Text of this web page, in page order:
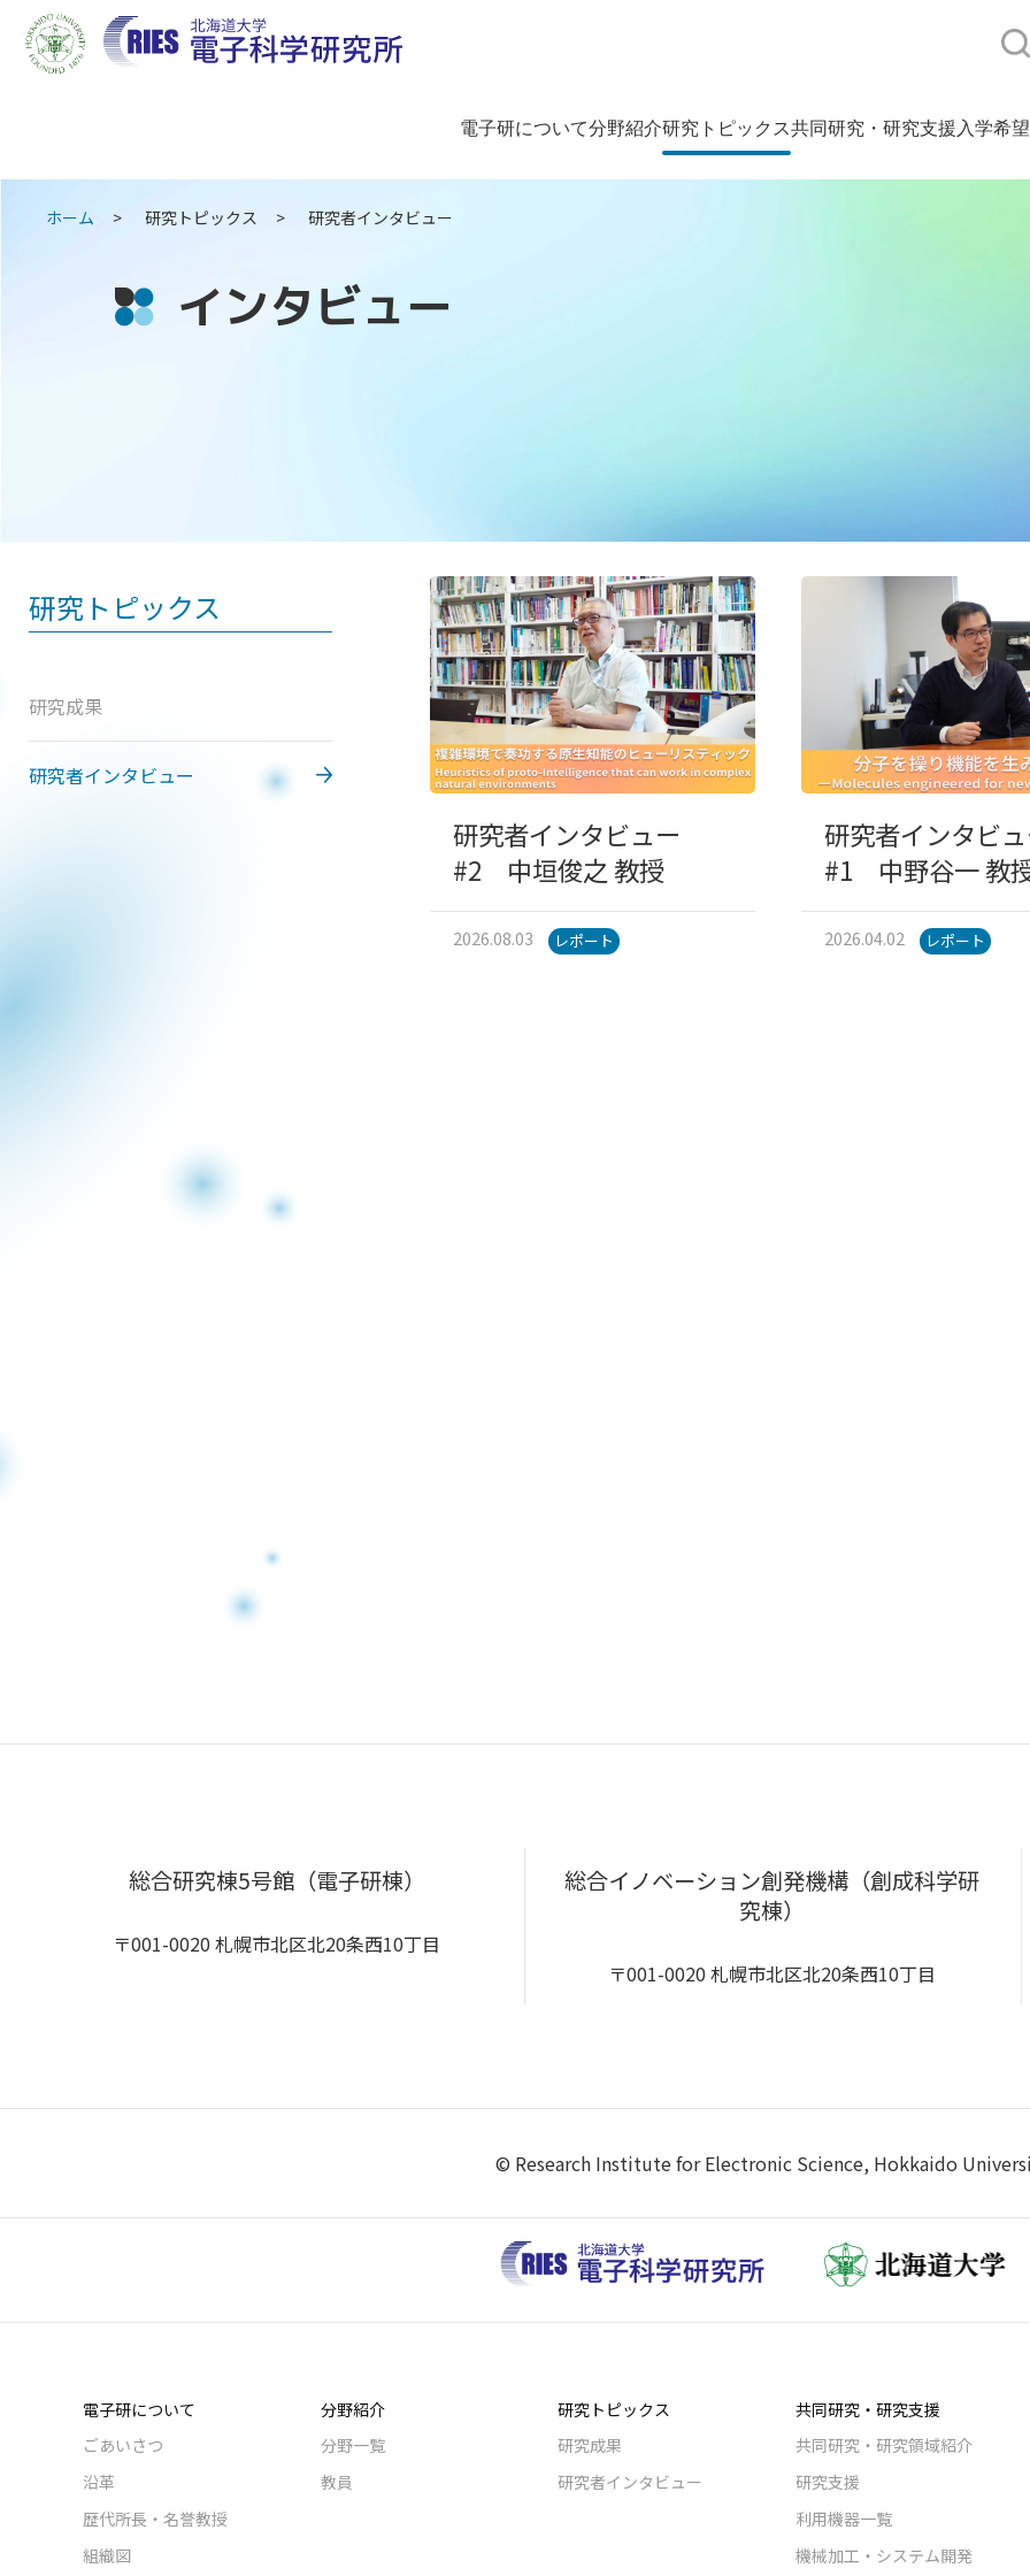
電子研について分野紹介研究トピックス共同研究・研究支援 入学希
ホーム 研究トピックス 研究者インタビュー
インタビュー
研究トピックス
研究成果
研究者インタビュー
研究者インタビュー
#2 中垣俊之 教授
2026.08.03 レポート
研究者インタビ
#1 中野谷一 教
2026.04.02 レポート
総合研究棟5号館（電子研棟）
〒001-0020 札幌市北区北20条西10丁目
総合イノベーション創発機構（創成科学研
究棟）
〒001-0020 札幌市北区北20条西10丁目
© Research Institute for Electronic Science, Hokkaido
電子研について
ごあいさつ
沿革
歴代所長・名誉教授
組織図
分野紹介
分野一覧
教員
研究トピックス
研究成果
研究者インタビュー
共同研究・研究支援
共同研究・研究領域紹介
研究支援
利用機器一覧
機械加工・システム開発